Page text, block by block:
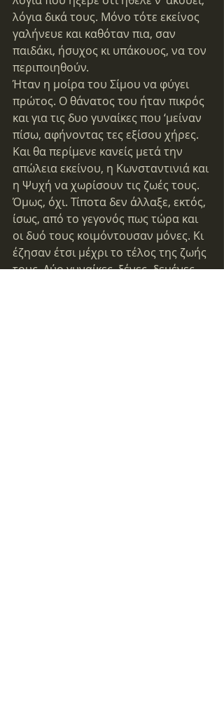
λόγια δικά τους. Μόνο τότε εκείνος
γαλήνευε και καθόταν πια, σαν
παιδάκι, ήσυχος κι υπάκουος, να τον
περιποιηθούν.
Ήταν η μοίρα του Σίμου να φύγει
πρώτος. Ο θάνατος του ήταν πικρός
και για τις δυο γυναίκες που ‘μείναν
πίσω, αφήνοντας τες εξίσου χήρες.
Και θα περίμενε κανείς μετά την
απώλεια εκείνου, η Κωνσταντινιά και
η Ψυχή να χωρίσουν τις ζωές τους.
Όμως, όχι. Τίποτα δεν άλλαξε, εκτός,
ίσως, από το γεγονός πως τώρα και
οι δυό τους κοιμόντουσαν μόνες. Κι
έζησαν έτσι μέχρι το τέλος της ζωής
τους. Δύο γυναίκες, ξένες, δεμένες,